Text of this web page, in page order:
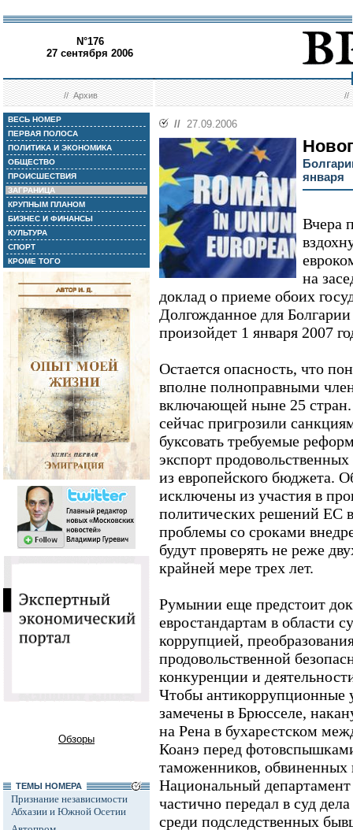
N°176
27 сентября 2006
//Архив //
ВЕСЬ НОМЕР
ПЕРВАЯ ПОЛОСА
ПОЛИТИКА И ЭКОНОМИКА
ОБЩЕСТВО
ПРОИСШЕСТВИЯ
ЗАГРАНИЦА
КРУПНЫМ ПЛАНОМ
БИЗНЕС И ФИНАНСЫ
КУЛЬТУРА
СПОРТ
КРОМЕ ТОГО
Обзоры
ТЕМЫ НОМЕРА
Признание независимости
Абхазии и Южной Осетии
// 27.09.2006
января
Вчера
на
доклад о приеме обоих
Долгожданное для
произойдет 1 января 2007
Остается опасность, что
вполне полноправными
включающей ныне 25
сейчас пригрозили
буксовать требуемые
экспорт
из европейского бюджета.
исключены из участия в
политических решений ЕС в
проблемы со сроками
будут проверять не реже
крайней мере трех лет.
Румынии еще предстоит
евростандартам в области
коррупцией,
продовольственной
конкуренции и
Чтобы
замечены в Брюсселе,
на Рена в бухарестском
Коанэ перед
таможенников, обвиненных
Национальный
частично передал в суд
среди подследственных